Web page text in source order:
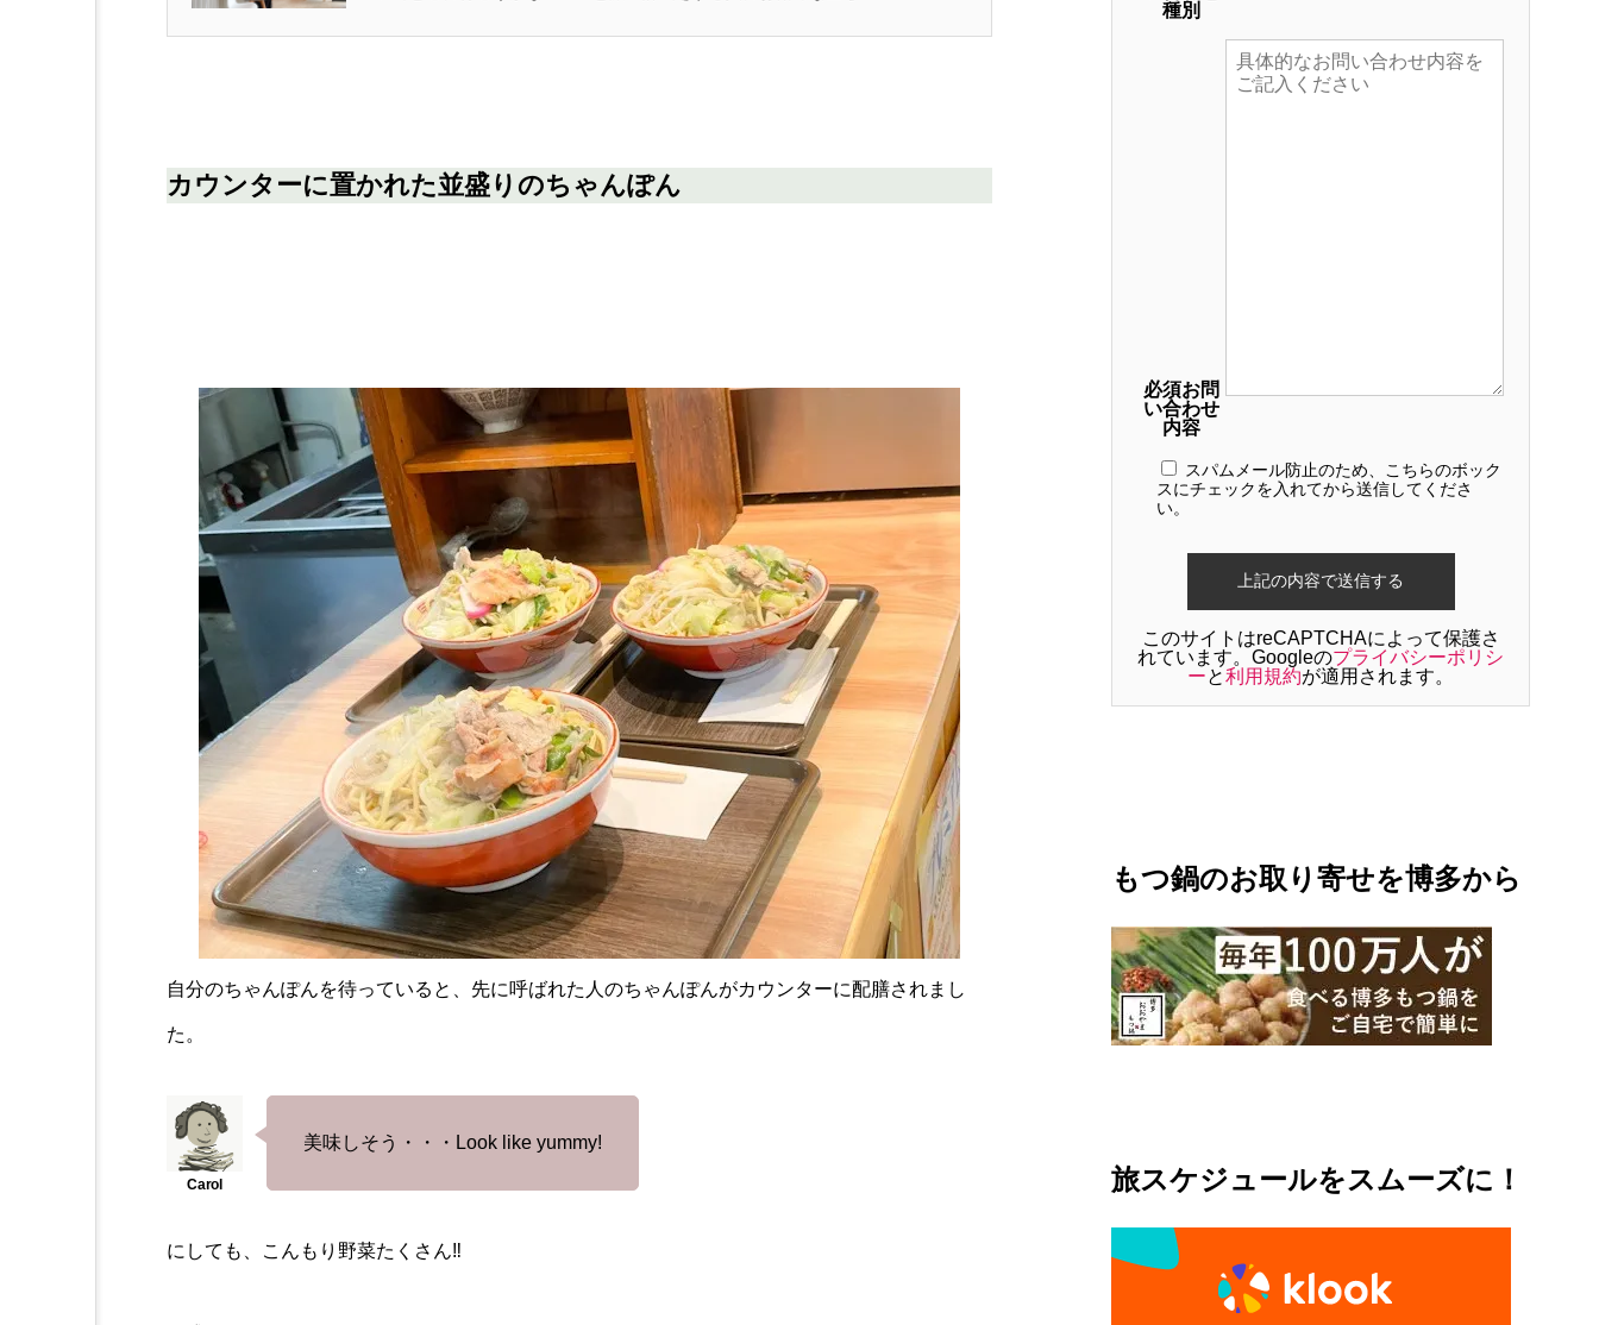
カウンターに置かれた並盛りのちゃんぽん
自分のちゃんぽんを待っていると、先に呼ばれた人のちゃんぽんがカウンターに配膳されまし
た。
美味しそう・・・Look like yummy!
にしても、こんもり野菜たくさん‼︎
種別
必須お問
い合わせ
内容
スパムメール防止のため、こちらのボック
スにチェックを入れてから送信してくださ
い。
このサイトはreCAPTCHAによって保護さ
れています。Googleのプライバシーポリシ
ーと利用規約が適用されます。
もつ鍋のお取り寄せを博多から
旅スケジュールをスムーズに！